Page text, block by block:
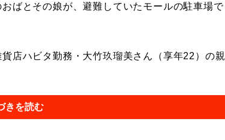
ばとその娘が、避難していたモールの駐車場で
店ハビタ勤務・大竹玖瑠美さん（享年22）の親
きを読む